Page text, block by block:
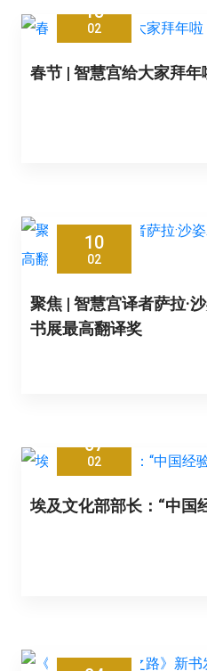
15
02
春节 | 智慧宫给大家拜年
10
02
聚焦 | 智慧宫译者萨拉·
书展最高翻译奖
07
02
埃及文化部部长：“中国